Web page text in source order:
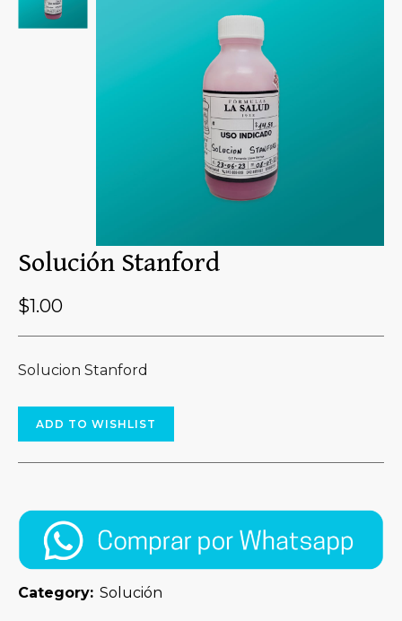
Solución Stanford
$1.00
Solucion Stanford
ADD TO WISHLIST
Category: Solución